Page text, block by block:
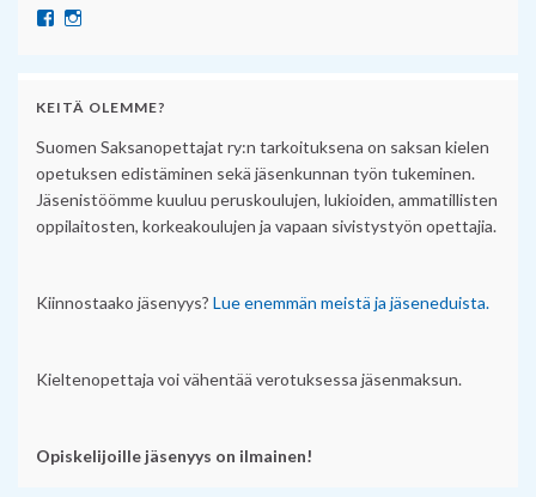
Näytä SuomenSaksanopettajat:n profiili Facebook palvelussa
KEITÄ OLEMME?
Suomen Saksanopettajat ry:n tarkoituksena on saksan kielen
opetuksen edistäminen sekä jäsenkunnan työn tukeminen.
Jäsenistöömme kuuluu peruskoulujen, lukioiden, ammatillisten
oppilaitosten, korkeakoulujen ja vapaan sivistystyön opettajia.
Kiinnostaako jäsenyys? Lue enemmän meistä ja jäseneduista.
Kieltenopettaja voi vähentää verotuksessa jäsenmaksun.
Opiskelijoille jäsenyys on ilmainen!